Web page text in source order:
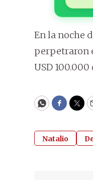
En la noche
perpetraron
USD 100.000
WhatsApp
Natalio